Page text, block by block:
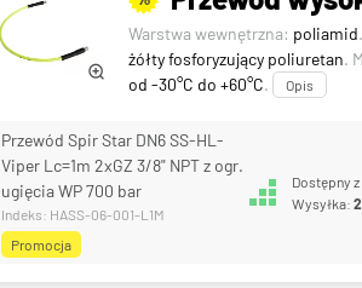
Warstwa wewnętrzna: poliamid
żółty fosforyzujący poliuretan.
od -30°C do +60°C. Opis
Przewód Spir Star DN6 SS-HL-
Viper Lc=1m 2xGZ 3/8" NPT z ogr.
ugięcia WP 700 bar
Indeks: HASS-06-001-L1M
Promocja
Dostępny
Wysyłka: